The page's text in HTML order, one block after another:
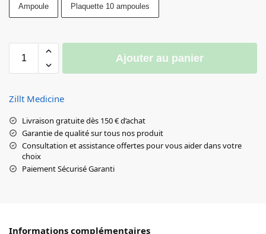
Ampoule Plaquette 10 ampoules
Ajouter au panier
Zillt Medicine
Livraison gratuite dès 150 € d’achat
Garantie de qualité sur tous nos produit
Consultation et assistance offertes pour vous aider dans votre
choix
Paiement Sécurisé Garanti
Informations complémentaires